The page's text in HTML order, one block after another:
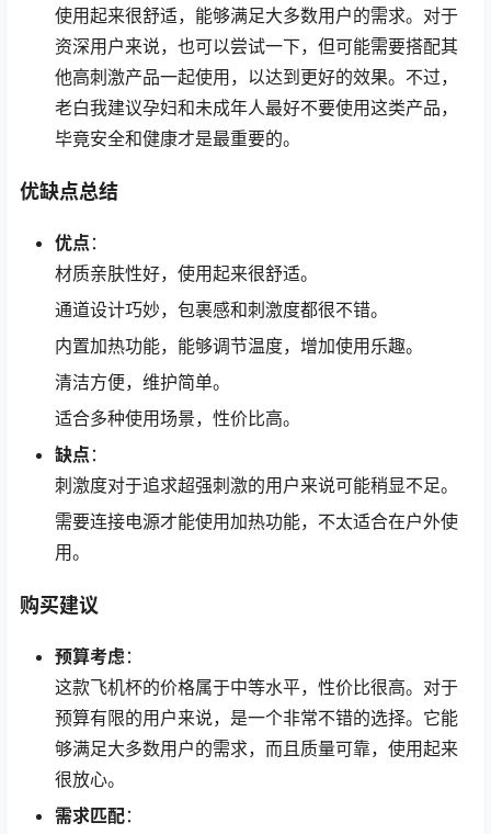
使用起来很舒适，能够满足大多数用户的需求。对于
资深用户来说，也可以尝试一下，但可能需要搭配其
他高刺激产品一起使用，以达到更好的效果。不过，
老白我建议孕妇和未成年人最好不要使用这类产品，
毕竟安全和健康才是最重要的。
优缺点总结
优点 ：
材质亲肤性好，使用起来很舒适。
通道设计巧妙，包裹感和刺激度都很不错。
内置加热功能，能够调节温度，增加使用乐趣。
清洁方便，维护简单。
适合多种使用场景，性价比高。
缺点 ：
刺激度对于追求超强刺激的用户来说可能稍显不足。
需要连接电源才能使用加热功能，不太适合在户外使
用。
购买建议
预算考虑：
这款飞机杯的价格属于中等水平，性价比很高。对于
预算有限的用户来说，是一个非常不错的选择。它能
够满足大多数用户的需求，而且质量可靠，使用起来
很放心。
需求匹配：